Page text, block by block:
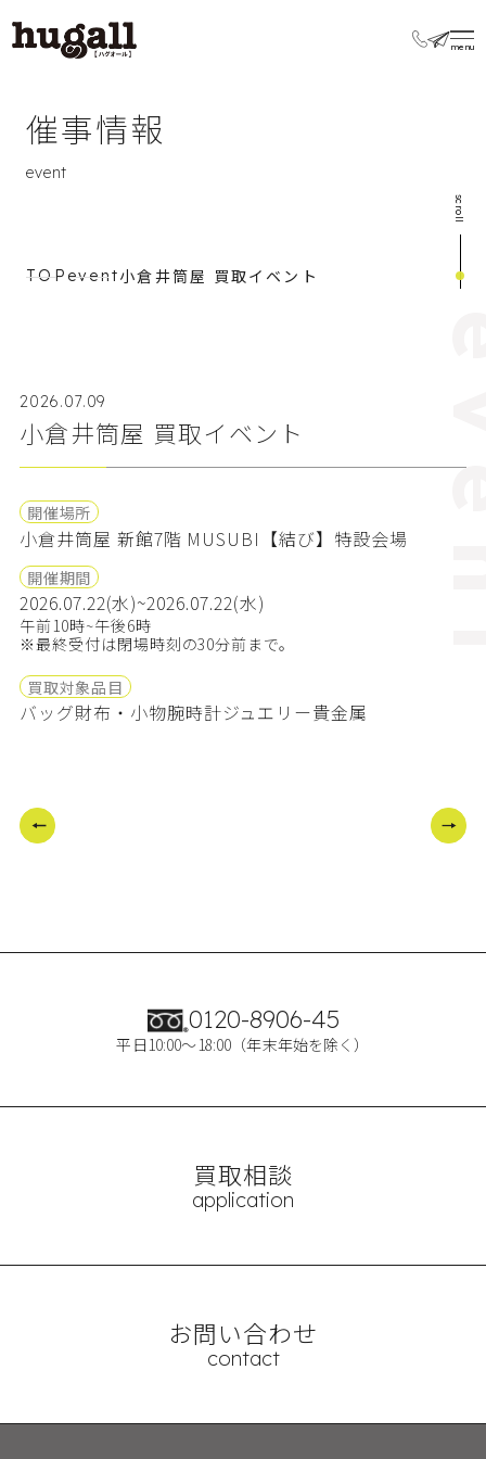
催事情報
event
scroll
TOP event小倉井筒屋 買取イベント
2026.07.09
小倉井筒屋 買取イベント
開催場所
小倉井筒屋 新館7階 MUSUBI【結び】特設会場
開催期間
2026.07.22(水)~2026.07.22(水)
午前10時~午後6時
※最終受付は閉場時刻の30分前まで。
買取対象品目
バッグ財布・小物腕時計ジュエリー貴金属
0120-8906-45
平日10:00～18:00（年末年始を除く）
買取相談
application
お問い合わせ
contact